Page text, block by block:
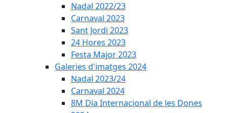
Nadal 2022/23
Carnaval 2023
Sant Jordi 2023
24 Hores 2023
Festa Major 2023
Galeries d'imatges 2024
Nadal 2023/24
Carnaval 2024
8M Dia Internacional de les Dones